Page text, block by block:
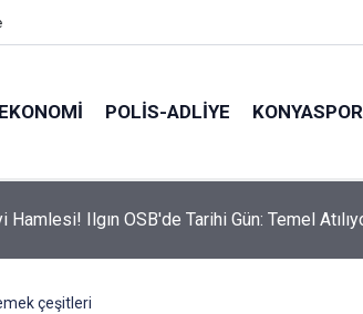
EKONOMI POLİS-ADLİYE KONYASPOR
Yasaklı Zirvesinde Bakın Ne Bulundu!
çeşitleri